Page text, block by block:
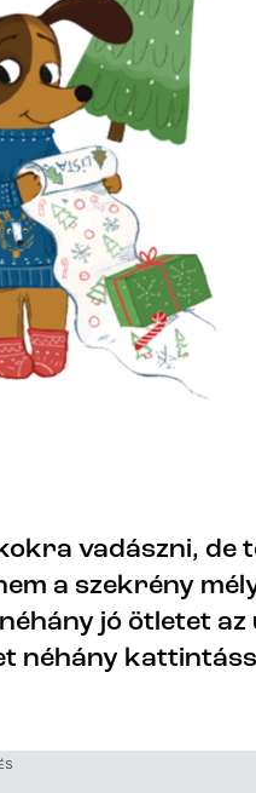
vadászni, de
a szekrény
jó ötletet az
néhány